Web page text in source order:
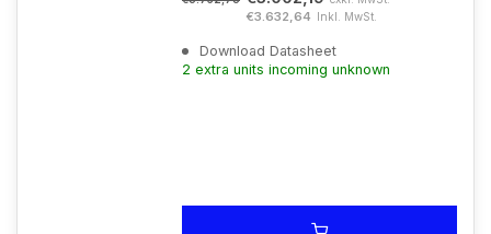
€3.632,64 Inkl. MwSt.
Download Datasheet
2 extra units incoming unknown